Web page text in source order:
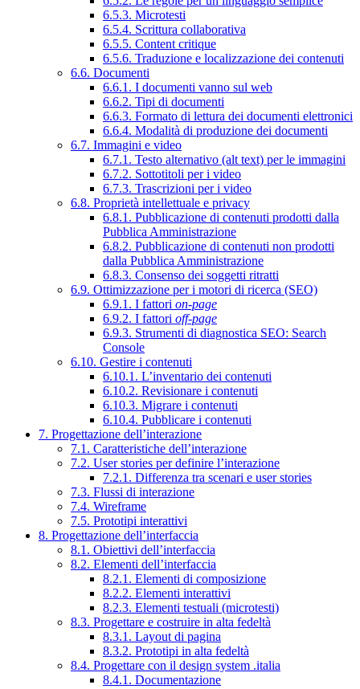
6.5.3. Microtesti
6.5.4. Scrittura collaborativa
6.5.5. Content critique
6.5.6. Traduzione e localizzazione dei contenuti
6.6. Documenti
6.6.1. I documenti vanno sul web
6.6.2. Tipi di documenti
6.6.3. Formato di lettura dei documenti elettronici
6.6.4. Modalità di produzione dei documenti
6.7. Immagini e video
6.7.1. Testo alternativo (alt text) per le immagini
6.7.2. Sottotitoli per i video
6.7.3. Trascrizioni per i video
6.8. Proprietà intellettuale e privacy
6.8.1. Pubblicazione di contenuti prodotti dalla
Pubblica Amministrazione
6.8.2. Pubblicazione di contenuti non prodotti
dalla Pubblica Amministrazione
6.8.3. Consenso dei soggetti ritratti
6.9. Ottimizzazione per i motori di ricerca (SEO)
6.9.1. I fattori on-page
6.9.2. I fattori off-page
6.9.3. Strumenti di diagnostica SEO: Search
Console
6.10. Gestire i contenuti
6.10.1. L’inventario dei contenuti
6.10.2. Revisionare i contenuti
6.10.3. Migrare i contenuti
6.10.4. Pubblicare i contenuti
7. Progettazione dell’interazione
7.1. Caratteristiche dell’interazione
7.2. User stories per definire l’interazione
7.2.1. Differenza tra scenari e user stories
7.3. Flussi di interazione
7.4. Wireframe
7.5. Prototipi interattivi
8. Progettazione dell’interfaccia
8.1. Obiettivi dell’interfaccia
8.2. Elementi dell’interfaccia
8.2.1. Elementi di composizione
8.2.2. Elementi interattivi
8.2.3. Elementi testuali (microtesti)
8.3. Progettare e costruire in alta fedeltà
8.3.1. Layout di pagina
8.3.2. Prototipi in alta fedeltà
8.4. Progettare con il design system .italia
8.4.1. Documentazione